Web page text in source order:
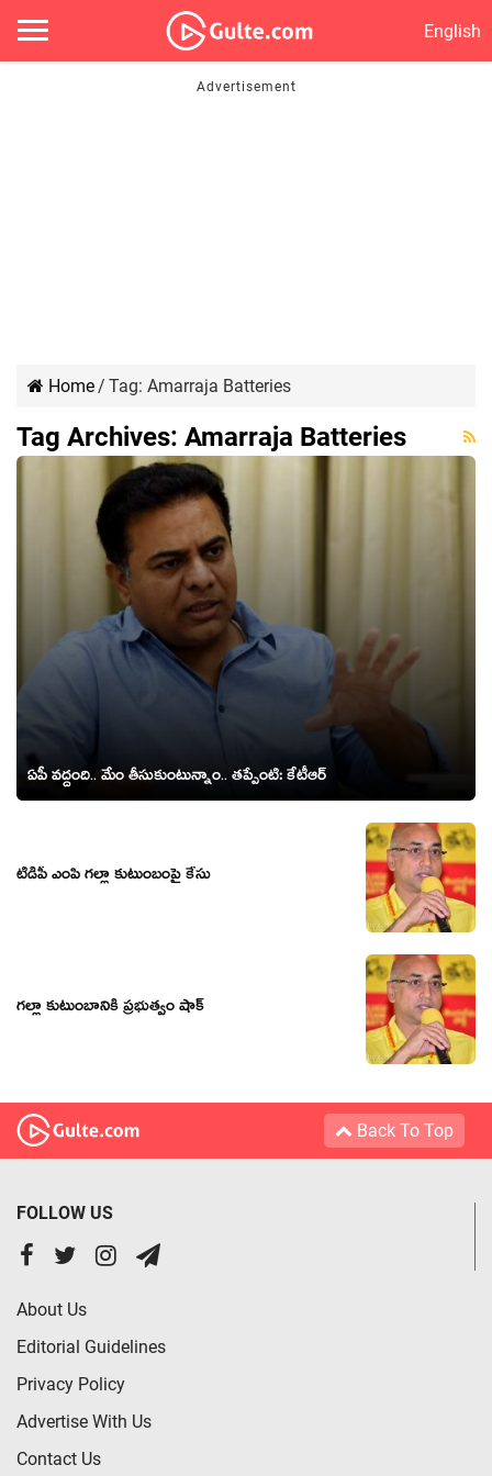
English
Home/ Tag: Amarraja Batteries
Tag Archives: Amarraja Batteries
ఏపీ వ‌ద్దంది.. మేం తీసుకుంటున్నాం.. త‌ప్పేంటి: కేటీఆర్
టీడీపీ ఎంపి గల్లా కుటుంబంపై కేసు
గల్లా కుటుంబానికి ప్రభుత్వం షాక్
Back To Top
FOLLOW US
About Us
Editorial Guidelines
Privacy Policy
Advertise With Us
Contact Us